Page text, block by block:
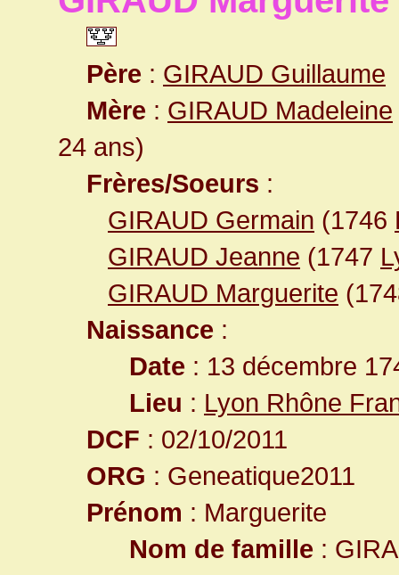
Père : GIRAUD Guillaume
Mère : GIRAUD Madeleine
24 ans)
Frères/Soeurs :
GIRAUD Germain (1746
GIRAUD Jeanne (1747
GIRAUD Marguerite
Naissance :
Date : 13 décembre
Lieu : Lyon Rhône
DCF : 02/10/2011
ORG : Geneatique2011
Prénom : Marguerite
Nom de famille :